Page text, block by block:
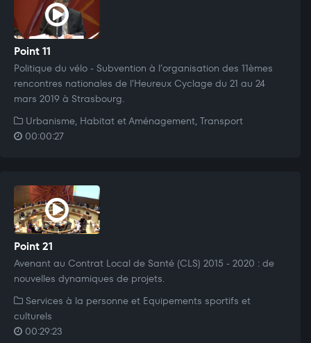
Point 11
Politique du vélo - Subvention à l’organisation des 11èmes
rencontres nationales de l’Heureux Cyclage du 21 au 24
mars 2019 à Strasbourg.
Urbanisme, Habitat et Aménagement, Transport
00:00:27
Point 21
Avenant au Contrat Local de Santé (CLS) 2015 - 2020 : de
nouvelles dynamiques de projets.
Services à la personne et Equipements sportifs et
culturels
00:29:23